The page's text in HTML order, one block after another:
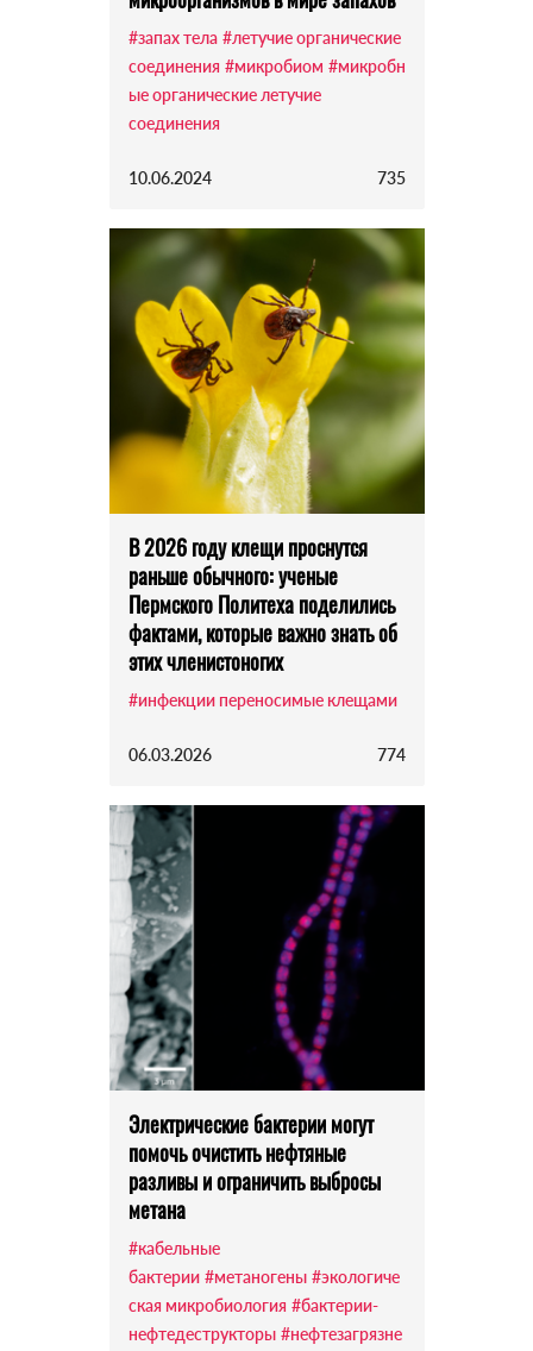
#запах тела #летучие органические
соединения #микробиом #микробн
ые органические летучие
соединения
10.06.2024 735
В 2026 году клещи проснутся
раньше обычного: ученые
Пермского Политеха поделились
фактами, которые важно знать об
этих членистоногих
#инфекции переносимые клещами
06.03.2026 774
Электрические бактерии могут
помочь очистить нефтяные
разливы и ограничить выбросы
метана
#кабельные
бактерии #метаногены #экологиче
ская микробиология #бактерии-
нефтедеструкторы #нефтезагрязне